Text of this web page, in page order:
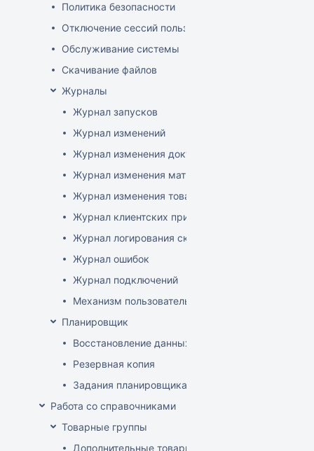
Политика безопасности
Отключение сессий пользователя
Обслуживание системы
Скачивание файлов
Журналы
Журнал запусков
Журнал изменений
Журнал изменения документов
Журнал изменения матриц
Журнал изменения товаров
Журнал клиентских приложений
Журнал логирования сканирований штрихкодов
Журнал ошибок
Журнал подключений
Механизм пользовательского логирования
Планировщик
Восстановление данных
Резервная копия
Задания планировщика
Работа со справочниками
Товарные группы
Дополнительные товарные группы